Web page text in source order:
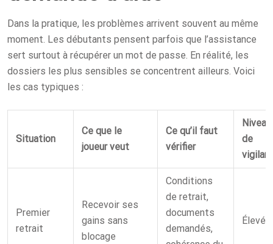
Dans la pratique, les problèmes arrivent souvent au même
moment. Les débutants pensent parfois que l’assistance
sert surtout à récupérer un mot de passe. En réalité, les
dossiers les plus sensibles se concentrent ailleurs. Voici
les cas typiques :
Situation
Ce que le
joueur veut
Ce qu’il faut
vérifier
Niveau
de
Premier
retrait
Recevoir ses
gains sans
blocage
Conditions
de retrait,
documents
demandés,
Élevé